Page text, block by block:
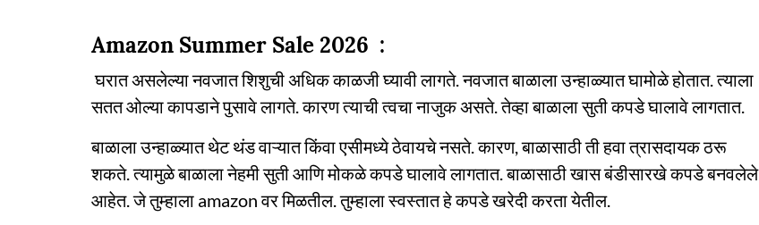
Amazon Summer Sale 2026 :
घरात असलेल्या नवजात शिशुची अधिक काळजी घ्यावी लागते. नवजात बाळाला उन्हाळ्यात घामोळे होतात. त्याला
सतत ओल्या कापडाने पुसावे लागते. कारण त्याची त्वचा नाजुक असते. तेव्हा बाळाला सुती कपडे घालावे लागतात.
बाळाला उन्हाळ्यात थेट थंड वाऱ्यात किंवा एसीमध्ये ठेवायचे नसते. कारण, बाळासाठी ती हवा त्रासदायक ठरू
शकते. त्यामुळे बाळाला नेहमी सुती आणि मोकळे कपडे घालावे लागतात. बाळासाठी खास बंडीसारखे कपडे बनवलेले
आहेत. जे तुम्हाला amazon वर मिळतील. तुम्हाला स्वस्तात हे कपडे खरेदी करता येतील.